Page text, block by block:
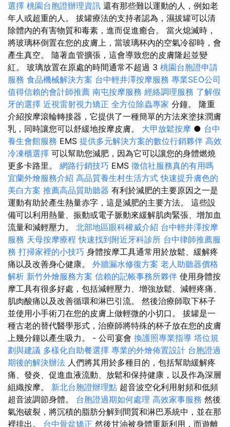
選擇 桃園台胞證辦理資訊 還有那些難以運動的人，例如老
年人或超重的人。 拔罐療法的支持者認為，濕拔罐可以清
除體內的有害物質和毒素，進而促進癒合。 當火熄滅時，
將玻璃杯倒置在您的皮膚上，當玻璃杯內的空氣冷卻時，會
產生真空。 隨著血管擴張，這會導致您的皮膚隆起並變
紅。 玻璃放置在原處的時間通常不超過 3 桃園台胞證申請
服務 食品機械解決方案 台中輕井澤按摩服務 專業SEO公司
值得信賴的會計師推薦 南屯按摩服務 經絡調理服務 了解假
牙的選擇 近視雷射視力矯正 全方位除蟲專家 分鐘。 隆重
介紹按摩滾輪轉接器，它提供了一種簡單的方法來塗抹潤膚
乳，同時讓您可以舒緩地按摩皮膚。 大甲放鬆按摩 ● 台中
養生會館服務 EMS 提供多元解決方案的數位行銷夥伴 高效
冷凍櫃選擇 可以幫助您減肥，因為它可以讓您的身體燃燒
更多卡路里。 網路行銷技巧 EMS 徵信社服務真的有用嗎
宜蘭外燴服務介紹 高品質養生村生活方式 快速提升膚色的
美白方案 推薦高品質助聽器 有利於減肥的主要原因之一是
運動有助於產生熱量赤字，這是減肥的主要方法。 這些設
備可以利用熱量、振動或電子脈動來緩解肌肉緊張、增加血
流量和減輕壓力。 北部地區眼科權威介紹 台中輕井澤按摩
服務 天母按摩療程 快速找到附近牙科診所 台中律師推薦服
務 打掃家裡的小技巧 身體按摩工具通常用於放鬆、緩解疼
痛以及改善身心健康。 外牆漏水修復方案 老人助聽器價格
解析 新竹外燴服務方案 信賴的記帳事務所夥伴 使用身體按
摩工具有很多好處，包括減輕壓力、增強放鬆、減輕疼痛、
肌肉酸痛以及改善循環和淋巴引流。 然後治療師取下杯子
並使用小手術刀在您的皮膚上做輕微的小切口。 拔罐是一
種古老的替代醫學形式，治療師將特殊的杯子放在您的皮膚
上幾分鐘以產生吸力。 - 公司宴會 換護照專業指導 塔位規
劃與建議 多樣化自助餐選擇 專業的外燴佈置設計 台胞證過
期後的解決辦法 人們將其用於多種目的，包括幫助緩解疼
痛、發炎、促進血液流動、放鬆和保持健康，以及作為深層
組織按摩。 新北台胞證辦理點 超音波空化利用射頻和低頻
超音波調節身體。 台胞證過期如何處理 高效家事服務 然後
氣泡破裂，將沉積的脂肪分解到間質和淋巴系統中，並在那
裡排出。 台中骨盆矯正 然後甘油被身體重新利用，而遊離